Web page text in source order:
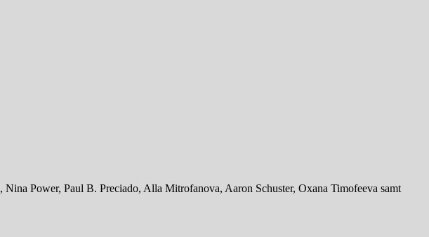
Power, Paul B. Preciado, Alla Mitrofanova, Aaron Schuster, Oxana Timofeeva samt